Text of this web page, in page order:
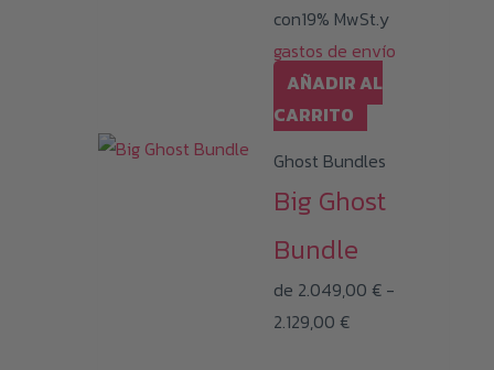
producto
con19% MwSt.y
gastos de envío
AÑADIR AL
CARRITO
Ghost Bundles
Big Ghost
Bundle
de 2.049,00 € -
2.129,00 €Rango